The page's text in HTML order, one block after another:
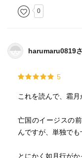
0
harumaru0819
5
これを読んで、霜月
亡国のイージスの
んですが、単独でも
とにかく如月行がか